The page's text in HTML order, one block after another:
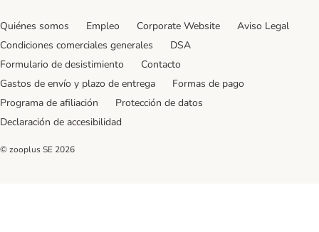
Quiénes somos Empleo Corporate Website
Aviso Legal
Condiciones comerciales generales
DSA
Formulario de desistimiento
Contacto
Gastos de envío y plazo de entrega
Formas de pago
Programa de afiliación
Protección de datos
Declaración de accesibilidad
© zooplus SE 2026